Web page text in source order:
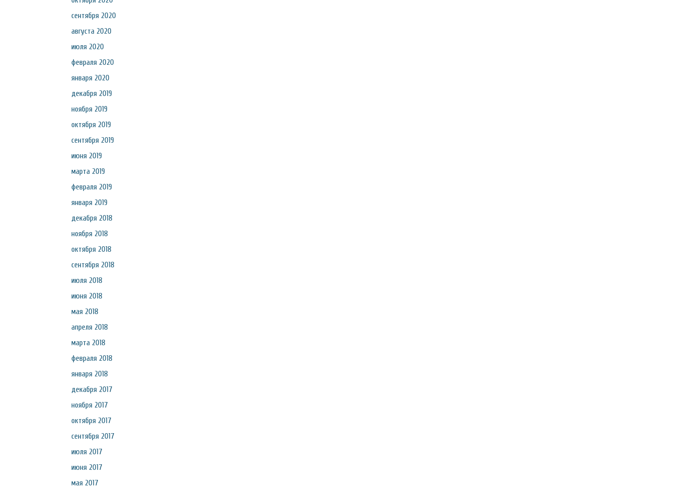
сентября 2020
августа 2020
июля 2020
февраля 2020
января 2020
декабря 2019
ноября 2019
октября 2019
сентября 2019
июня 2019
марта 2019
февраля 2019
января 2019
декабря 2018
ноября 2018
октября 2018
сентября 2018
июля 2018
июня 2018
мая 2018
апреля 2018
марта 2018
февраля 2018
января 2018
декабря 2017
ноября 2017
октября 2017
сентября 2017
июля 2017
июня 2017
мая 2017